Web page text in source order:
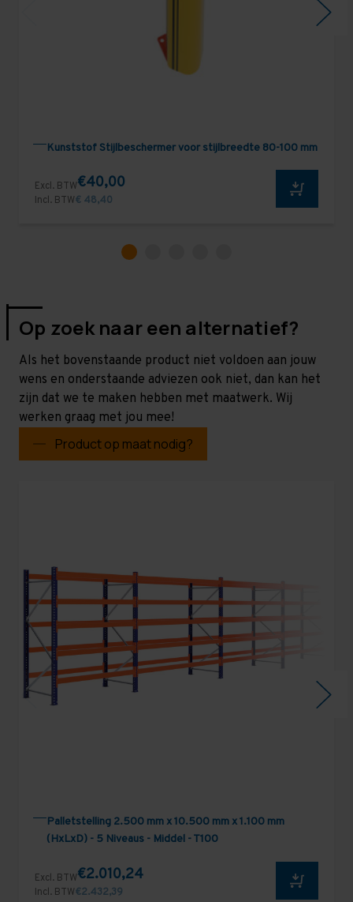
Kunststof Stijlbeschermer voor stijlbreedte 80-100 mm
Excl. BTW€40,00
Incl. BTW€ 48,40
Op zoek naar een alternatief?
Als het bovenstaande product niet voldoen aan jouw
wens en onderstaande adviezen ook niet, dan kan het
zijn dat we te maken hebben met maatwerk. Wij
werken graag met jou mee!
Product op maat nodig?
Palletstelling 2.500 mm x 10.500 mm x 1.100 mm
(HxLxD) - 5 Niveaus - Middel - T100
Excl. BTW€2.010,24
Incl. BTW€2.432,39